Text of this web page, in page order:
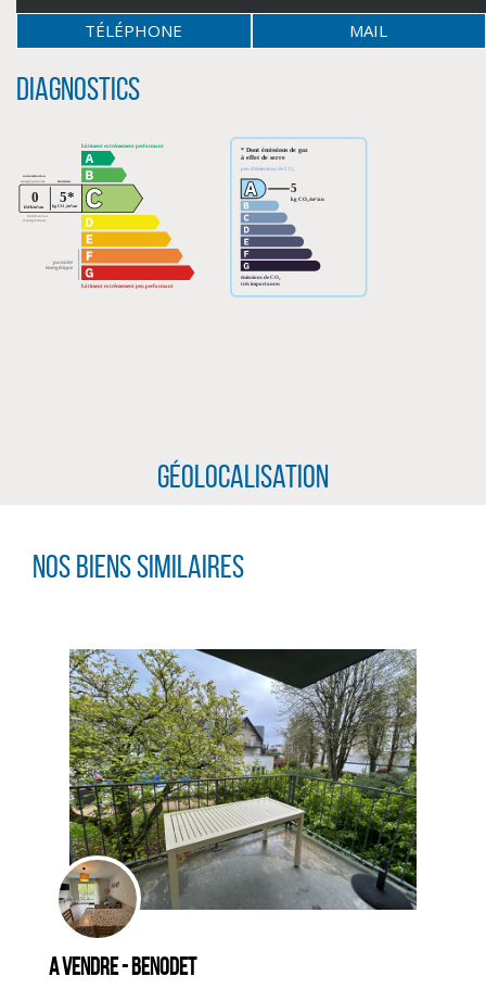
CLIQUER ICI POUR AGRANDIR
TÉLÉPHONE MAIL
Diagnostics
Géolocalisation
Nos biens similaires
A vendre - BENODET